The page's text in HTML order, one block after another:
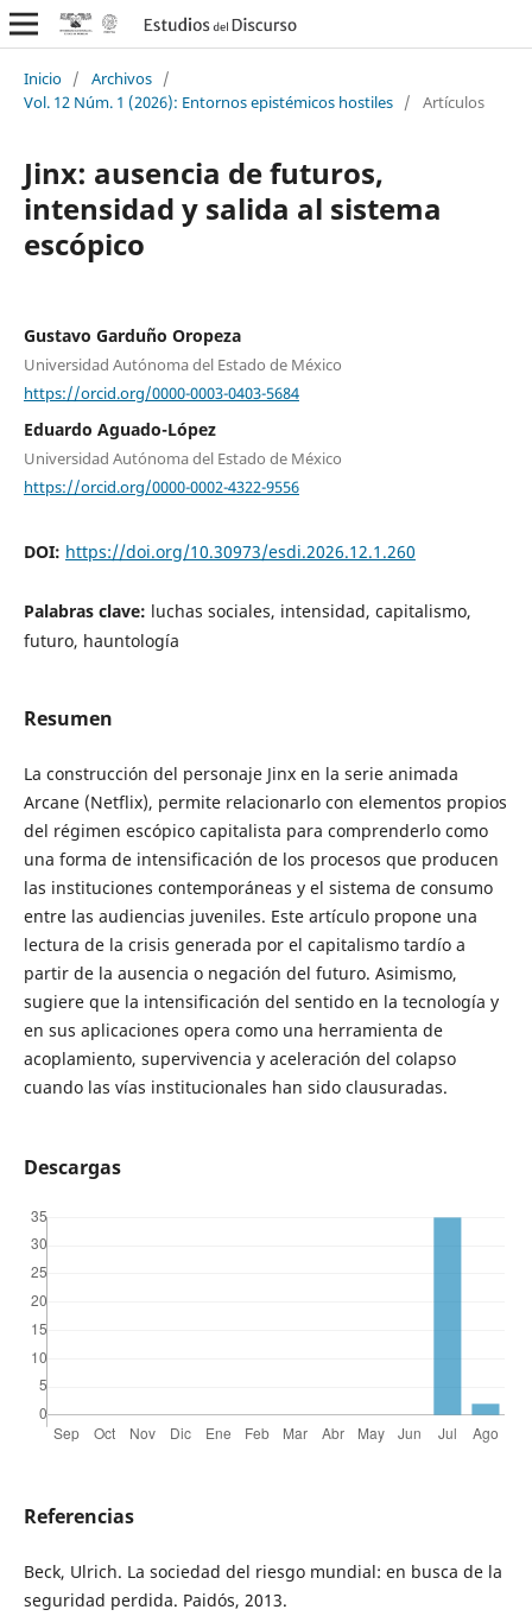
Inicio / Archivos /
Vol. 12 Núm. 1 (2026): Entornos epistémicos hostiles / Artículos
Jinx: ausencia de futuros,
intensidad y salida al sistema
escópico
Gustavo Garduño Oropeza
Universidad Autónoma del Estado de México
https://orcid.org/0000-0003-0403-5684
Eduardo Aguado-López
Universidad Autónoma del Estado de México
https://orcid.org/0000-0002-4322-9556
DOI: https://doi.org/10.30973/esdi.2026.12.1.260
Palabras clave: luchas sociales, intensidad, capitalismo,
futuro, hauntología
Resumen
La construcción del personaje Jinx en la serie animada
Arcane (Netflix), permite relacionarlo con elementos propios
del régimen escópico capitalista para comprenderlo como
una forma de intensificación de los procesos que producen
las instituciones contemporáneas y el sistema de consumo
entre las audiencias juveniles. Este artículo propone una
lectura de la crisis generada por el capitalismo tardío a
partir de la ausencia o negación del futuro. Asimismo,
sugiere que la intensificación del sentido en la tecnología y
en sus aplicaciones opera como una herramienta de
acoplamiento, supervivencia y aceleración del colapso
cuando las vías institucionales han sido clausuradas.
Descargas
Referencias
Beck, Ulrich. La sociedad del riesgo mundial: en busca de la
seguridad perdida. Paidós, 2013.